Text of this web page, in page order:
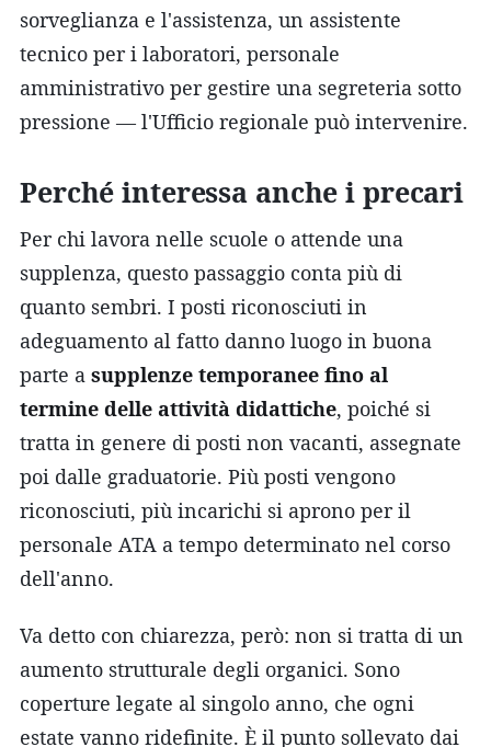
sorveglianza e l'assistenza, un assistente
tecnico per i laboratori, personale
amministrativo per gestire una segreteria sotto
pressione — l'Ufficio regionale può intervenire.
Perché interessa anche i precari
Per chi lavora nelle scuole o attende una
supplenza, questo passaggio conta più di
quanto sembri. I posti riconosciuti in
adeguamento al fatto danno luogo in buona
parte a supplenze temporanee fino al
termine delle attività didattiche, poiché si
tratta in genere di posti non vacanti, assegnate
poi dalle graduatorie. Più posti vengono
riconosciuti, più incarichi si aprono per il
personale ATA a tempo determinato nel corso
dell'anno.
Va detto con chiarezza, però: non si tratta di un
aumento strutturale degli organici. Sono
coperture legate al singolo anno, che ogni
estate vanno ridefinite. È il punto sollevato dai